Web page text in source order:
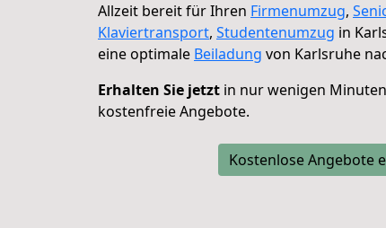
Allzeit bereit für Ihren Firmenumzug,
Klaviertransport, Studentenumzug in
eine optimale Beiladung von Karlsruhe
Erhalten Sie jetzt in nur wenigen
kostenfreie Angebote.
Kostenlose Angebote